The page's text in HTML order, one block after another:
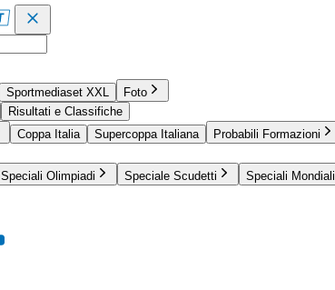
Sportmediaset XXL
Foto
Risultati e Classifiche
Coppa Italia Supercoppa Italiana Probabili Formazioni
Speciali Olimpiadi Speciale Scudetti Speciali Mondiali